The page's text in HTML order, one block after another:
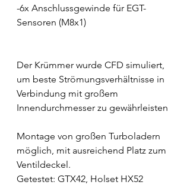
-6x Anschlussgewinde für EGT-
Sensoren (M8x1)
Der Krümmer wurde CFD simuliert,
um beste Strömungsverhältnisse in
Verbindung mit großem
Innendurchmesser zu gewährleisten
Montage von großen Turboladern
möglich, mit ausreichend Platz zum
Ventildeckel.
Getestet: GTX42, Holset HX52